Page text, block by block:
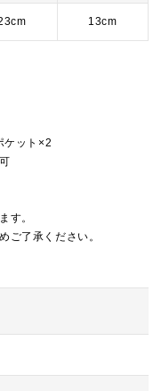
13cm
ケット×2
す。
ご了承ください。